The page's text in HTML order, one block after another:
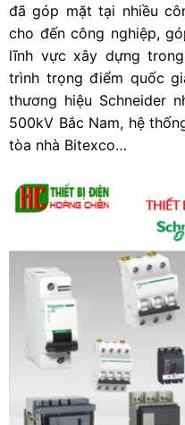
đã góp mặt tại nhiều
cho đến công nghiệp,
lĩnh vực xây dựng
trình trọng điểm quốc
thương hiệu Schneider
500kV Bắc Nam, hệ
tòa nhà Bitexco…